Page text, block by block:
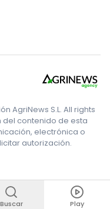
Buscar Play
AgriNews S.L. All rights
contenido de esta
electrónica o
autorización.